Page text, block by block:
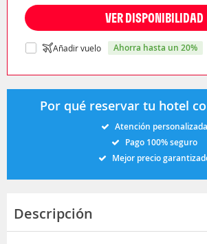
VER DISPONIBILIDAD
Añadir vuelo ahorra hasta un 20%
Por qué reservar tu hotel
Atención personalizada
Pago 100% seguro
Mejor precio
Descripción